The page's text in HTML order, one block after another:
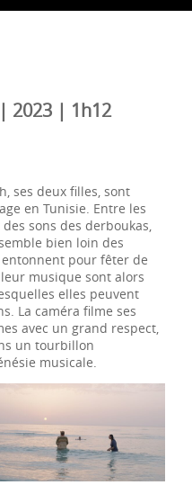
2023 | 1h12
ses deux filles, sont
en Tunisie. Entre les
sons des derboukas,
bien loin des
entonnent pour fêter de
musique sont alors
elles peuvent
La caméra filme ses
avec un grand respect,
un tourbillon
musicale.